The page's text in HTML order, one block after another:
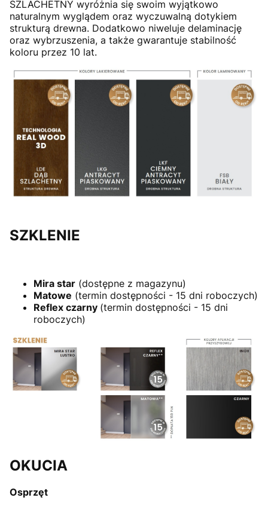
SZLACHETNY wyróżnia się swoim wyjątkowo
naturalnym wyglądem oraz wyczuwalną dotykiem
strukturą drewna. Dodatkowo niweluje delaminację
oraz wybrzuszenia, a także gwarantuje stabilność
koloru przez 10 lat.
SZKLENIE
Mira star (dostępne z magazynu)
Matowe (termin dostępności - 15 dni roboczych)
Reflex czarny (termin dostępności - 15 dni
roboczych)
OKUCIA
Osprzęt